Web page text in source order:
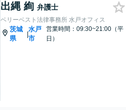
出縄 絢 弁護士
ベリーベスト法律事務所 水戸オフィス
茨城
県
|
水戸
市
営業時間：09:30~21:00（平
日）